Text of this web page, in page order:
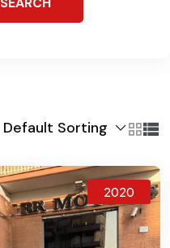
Default Sorting
2020